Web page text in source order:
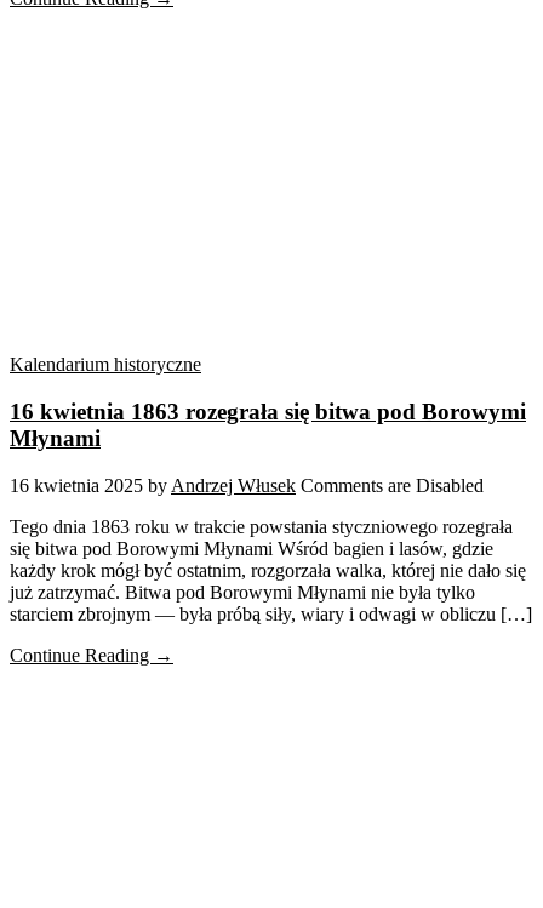
Kalendarium historyczne
16 kwietnia 1863 rozegrała się bitwa pod Borowymi
Młynami
16 kwietnia 2025 by Andrzej Włusek Comments are Disabled
Tego dnia 1863 roku w trakcie powstania styczniowego rozegrała
się bitwa pod Borowymi Młynami Wśród bagien i lasów, gdzie
każdy krok mógł być ostatnim, rozgorzała walka, której nie dało się
już zatrzymać. Bitwa pod Borowymi Młynami nie była tylko
starciem zbrojnym — była próbą siły, wiary i odwagi w obliczu […]
Continue Reading →